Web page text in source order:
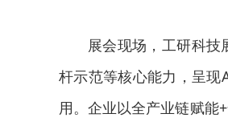
展会现场，工研科
杆示范等核心能力，呈
用。企业以全产业链赋能